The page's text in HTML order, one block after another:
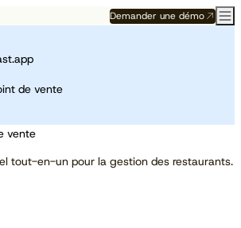
Demander une démo
de vente
vente
tout-en-un pour la gestion des restaurants.